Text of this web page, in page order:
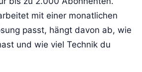
mit einer monatlichen
passt, hängt davon ab, wie
und wie viel Technik du